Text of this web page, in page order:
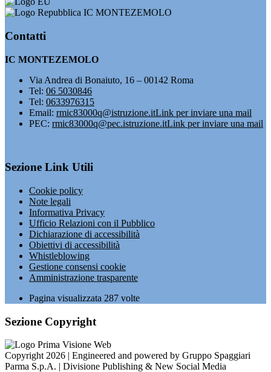
IC MONTEZEMOLO
Contatti
IC MONTEZEMOLO
Via Andrea di Bonaiuto, 16 – 00142 Roma
Tel: 06 5030846
Tel: 0633976315
Email: rmic83000q@istruzione.itLink per inviare una mail
PEC: rmic83000q@pec.istruzione.itLink per inviare una mail
Sezione Link Utili
Cookie policy
Note legali
Informativa Privacy
Ufficio Relazioni con il Pubblico
Dichiarazione di accessibilità
Obiettivi di accessibilità
Whistleblowing
Gestione consensi cookie
Amministrazione trasparente
Pagina visualizzata 287 volte
Sezione Copyright
Copyright 2026 | Engineered and powered by Gruppo Spaggiari
Parma S.p.A. | Divisione Publishing & New Social Media